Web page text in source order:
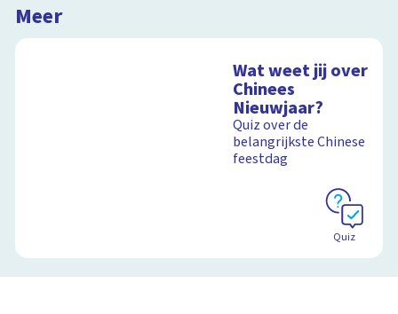
Meer
Wat weet jij over
Chinees
Nieuwjaar?
Quiz over de
belangrijkste Chinese
feestdag
Quiz